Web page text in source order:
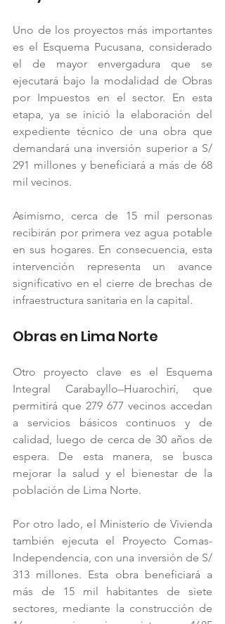
Uno de los proyectos más importantes
es el Esquema Pucusana, considerado
el de mayor envergadura que se
ejecutará bajo la modalidad de Obras
por Impuestos en el sector. En esta
etapa, ya se inició la elaboración del
expediente técnico de una obra que
demandará una inversión superior a S/
291 millones y beneficiará a más de 68
mil vecinos.
Asimismo, cerca de 15 mil personas
recibirán por primera vez agua potable
en sus hogares. En consecuencia, esta
intervención representa un avance
significativo en el cierre de brechas de
infraestructura sanitaria en la capital.
Obras en Lima Norte
Otro proyecto clave es el Esquema
Integral Carabayllo–Huarochirí, que
permitirá que 279 677 vecinos accedan
a servicios básicos continuos y de
calidad, luego de cerca de 30 años de
espera. De esta manera, se busca
mejorar la salud y el bienestar de la
población de Lima Norte.
Por otro lado, el Ministerio de Vivienda
también ejecuta el Proyecto Comas-
Independencia, con una inversión de S/
313 millones. Esta obra beneficiará a
más de 15 mil habitantes de siete
sectores, mediante la construcción de